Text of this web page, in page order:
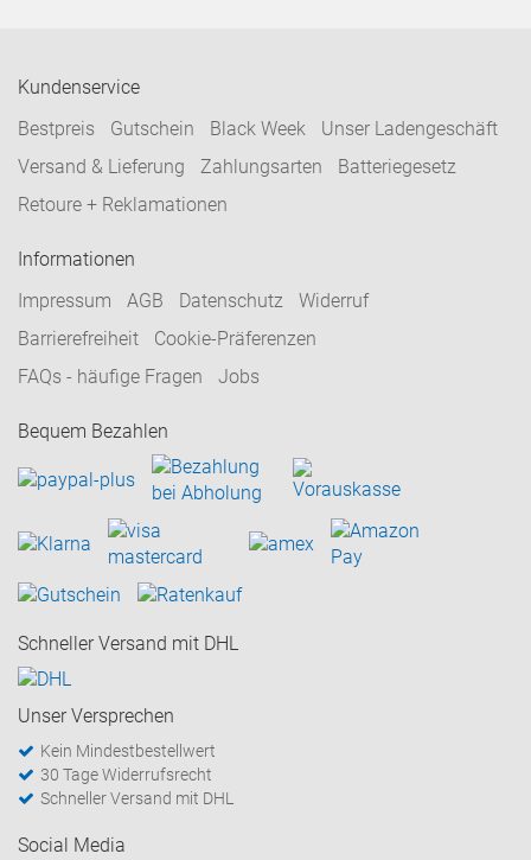
Kundenservice
Bestpreis
Gutschein Black Week
Unser Ladengeschäft
Versand & Lieferung
Zahlungsarten
Batteriegesetz
Retoure + Reklamationen
Informationen
Impressum
AGB Datenschutz
Widerruf
Barrierefreiheit
Cookie-Präferenzen
FAQs - häufige Fragen
Jobs
Bequem Bezahlen
Schneller Versand mit DHL
Unser Versprechen
Kein Mindestbestellwert
30 Tage Widerrufsrecht
Schneller Versand mit DHL
Social Media